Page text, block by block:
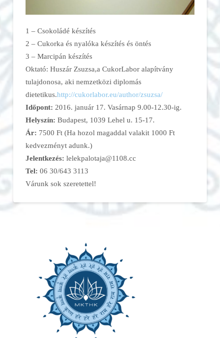
1 – Csokoládé készítés
2 – Cukorka és nyalóka készítés és öntés
3 – Marcipán készítés
Oktató: Huszár Zsuzsa,a CukorLabor alapítvány
tulajdonosa, aki nemzetközi diplomás
dietetikus.http://cukorlabor.eu/author/zsuzsa/
Időpont: 2016. január 17. Vasárnap 9.00-12.30-ig.
Helyszín: Budapest, 1039 Lehel u. 15-17.
Ár: 7500 Ft (Ha hozol magaddal valakit 1000 Ft
kedvezményt adunk.)
Jelentkezés: lelekpalotaja@1108.cc
Tel: 06 30/643 3113
Várunk sok szeretettel!